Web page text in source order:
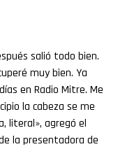
salió todo bien.
muy bien. Ya
en Radio Mitre. Me
la cabeza se me
literal», agregó el
la presentadora de